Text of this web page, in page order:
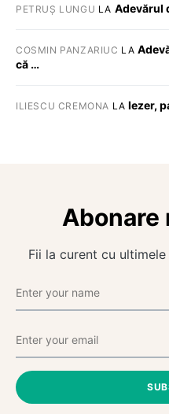
PETRUȘ LUNGU LA Adevărul
COSMIN PANZARIUC LA
că …
ILIESCU CREMONA LA Iezer,
Fii la curent cu